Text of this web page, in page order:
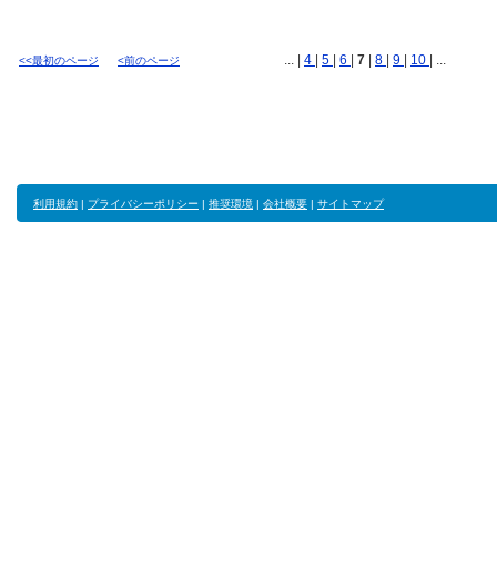
<<最初のページ <前のページ ... | 4 5 6 7 8 9 10 | ...
利用規約 | プライバシーポリシー | 推奨環境 | 会社概要 | サイトマップ